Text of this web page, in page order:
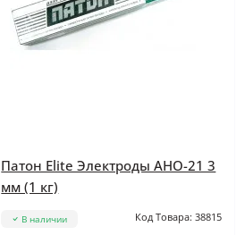
Патон Elite Электроды АНО-21 3
мм (1 кг)
В наличии Код Товара: 38815